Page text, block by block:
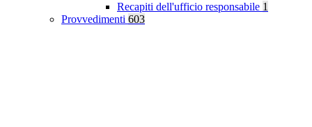
Recapiti dell'ufficio responsabile 1
Provvedimenti 603